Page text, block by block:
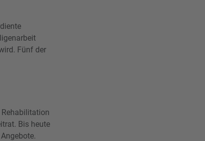
Fünf der
Bis heute